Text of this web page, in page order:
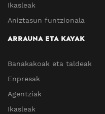
Ikasleak
Aniztasun funtzionala
ARRAUNA ETA KAYAK
Banakakoak eta taldeak
Enpresak
Agentziak
Ikasleak